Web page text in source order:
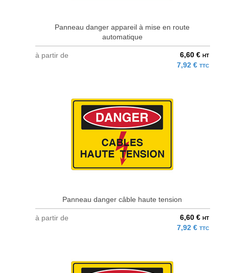
Panneau danger appareil à mise en route
automatique
à partir de 6,60 € HT
7,92 € TTC
Panneau danger câble haute tension
à partir de 6,60 € HT
7,92 € TTC